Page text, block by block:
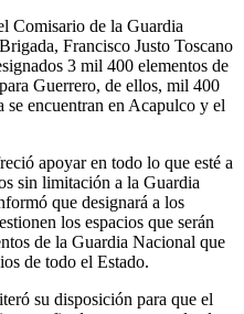
Comisario de la Guardia
Francisco Justo Toscano
3 mil 400 elementos de
Guerrero, de ellos, mil 400
encuentran en Acapulco y el
apoyar en todo lo que esté a
sin limitación a la Guardia
que designará a los
los espacios que serán
de la Guardia Nacional que
de todo el Estado.
su disposición para que el